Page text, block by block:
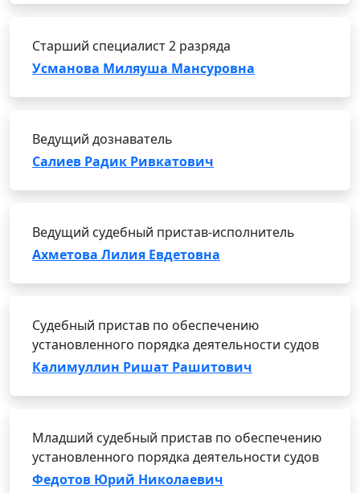
Старший специалист 2 разряда
Усманова Миляуша Мансуровна
Ведущий дознаватель
Салиев Радик Ривкатович
Ведущий судебный пристав-исполнитель
Ахметова Лилия Евдетовна
Судебный пристав по обеспечению
установленного порядка деятельности судов
Калимуллин Ришат Рашитович
Младший судебный пристав по обеспечению
установленного порядка деятельности судов
Федотов Юрий Николаевич